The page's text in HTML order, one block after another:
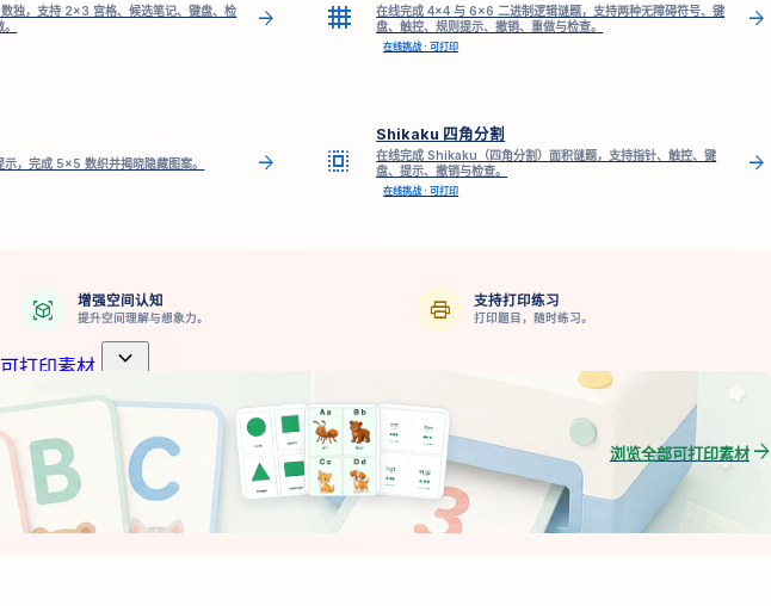
独，支持 2×3 宫格、候选笔记、键盘、检
arrow_forward grid_4x4
在线完成 4×4 与 6×6 二进制逻辑谜题，支持两种无障碍符号、键
盘、触控、规则提示、撤销、重做与检查。
在线挑战 · 可打印
arrow_forward
，完成 5×5 数织并揭晓隐藏图案。 arrow_forward select_all
Shikaku 四角分割
在线完成 Shikaku（四角分割）面积谜题，支持指针、触控、键
盘、提示、撤销与检查。
在线挑战 · 可打印
arrow_forward
view_in_ar 增强空间认知
提升空间理解与想象力。 print 支持打印练习
打印题目，随时练习。
可打印素材 expand_more
浏览全部可打印素材arrow_forward